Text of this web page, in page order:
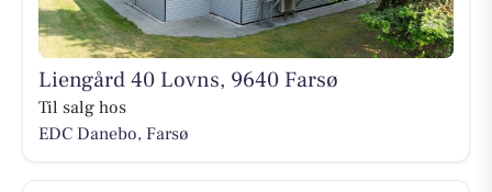
Liengård 40 Lovns, 9640 Farsø
Til salg hos
EDC Danebo, Farsø